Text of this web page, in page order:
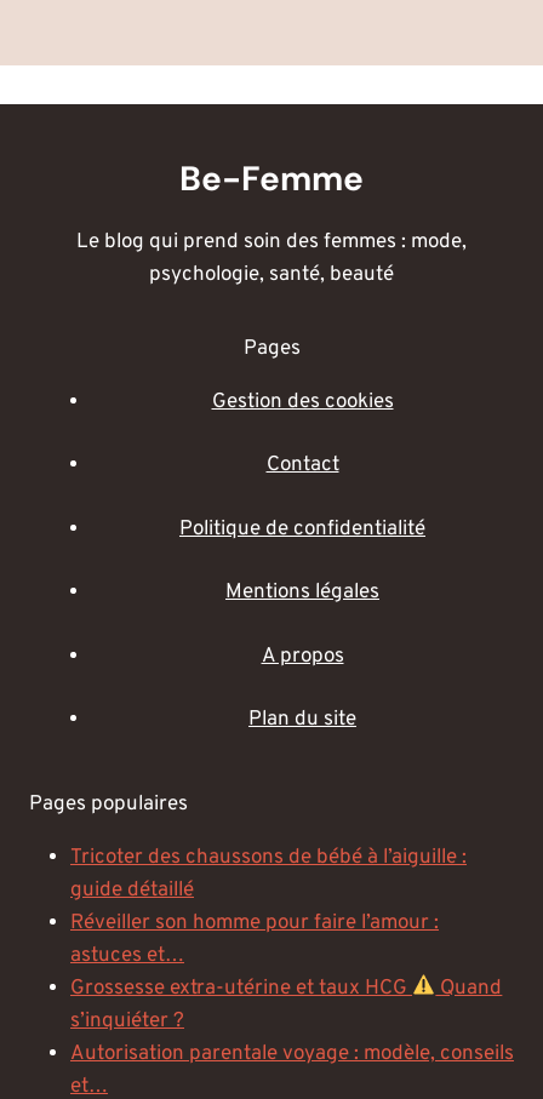
Be-Femme
Le blog qui prend soin des femmes : mode,
psychologie, santé, beauté
Pages
Gestion des cookies
Contact
Politique de confidentialité
Mentions légales
A propos
Plan du site
Pages populaires
Tricoter des chaussons de bébé à l’aiguille :
guide détaillé
Réveiller son homme pour faire l’amour :
astuces et…
Grossesse extra-utérine et taux HCG
Quand
s’inquiéter ?
Autorisation parentale voyage : modèle, conseils
et…